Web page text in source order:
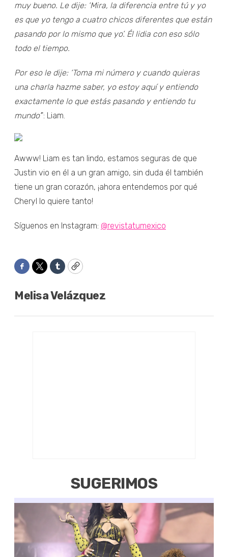
muy bueno. Le dije: ‘Mira, la diferencia entre tú y yo
es que yo tengo a cuatro chicos diferentes que están
pasando por lo mismo que yo’. Él lidia con eso sólo
todo el tiempo.
Por eso le dije: ‘Toma mi número y cuando quieras
una charla hazme saber, yo estoy aquí y entiendo
exactamente lo que estás pasando y entiendo tu
mundo’": Liam.
Awww! Liam es tan lindo, estamos seguras de que
Justin vio en él a un gran amigo, sin duda él también
tiene un gran corazón, ¡ahora entendemos por qué
Cheryl lo quiere tanto!
Síguenos en Instagram: @revistatumexico
Facebook
TwitterTumblrCopy
Melisa Velázquez
SUGERIMOS